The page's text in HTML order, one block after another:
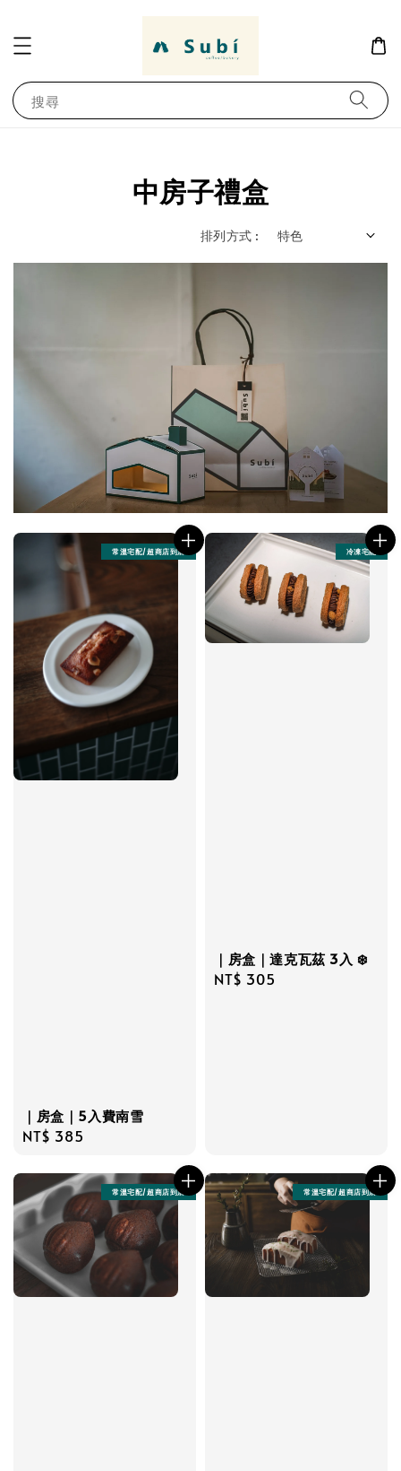
搜尋
中房子禮盒
排列方式 :
常溫宅配/超商店到店
｜房盒｜5入費南雪
Regular
NT$ 385
冷凍宅配
｜房盒｜達克瓦茲 3入 ❄️
Regular
NT$ 305
常溫宅配/超商店到店 常溫宅配/超商店到店